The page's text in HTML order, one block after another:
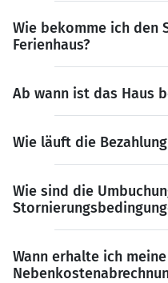
Wie bekomme ich den
Ferienhaus?
Ab wann ist das Haus
Wie läuft die
Wie sind die
Wann erhalte ich meine